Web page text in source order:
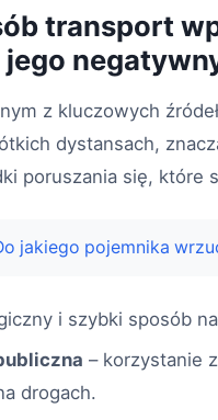
transport
z kluczowych
dystansach,
poruszania się, które
jakiego pojemnika
i szybki sposób
– korzystanie
drogach.